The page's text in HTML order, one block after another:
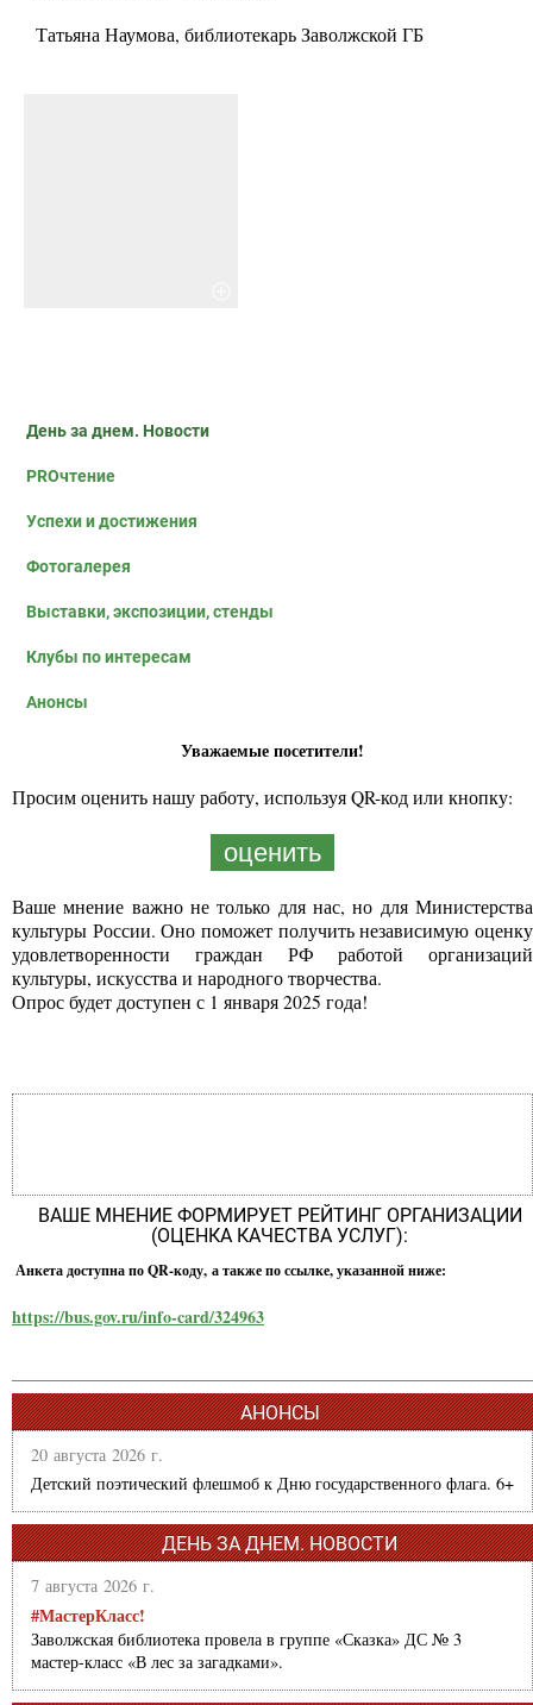
Татьяна Наумова, библиотекарь Заволжской ГБ
День за днем. Новости
PROчтение
Успехи и достижения
Фотогалерея
Выставки, экспозиции, стенды
Клубы по интересам
Анонсы
Уважаемые посетители!
Просим оценить нашу работу, используя QR-код или кнопку:
оценить
Ваше мнение важно не только для нас, но для Министерства
культуры России. Оно поможет получить независимую оценку
удовлетворенности граждан РФ работой организаций
культуры, искусства и народного творчества.
Опрос будет доступен с 1 января 2025 года!
ВАШЕ МНЕНИЕ ФОРМИРУЕТ РЕЙТИНГ ОРГАНИЗАЦИИ
(ОЦЕНКА КАЧЕСТВА УСЛУГ):
Анкета доступна по QR-коду, а также по ссылке, указанной ниже:
https://bus.gov.ru/info-card/324963
АНОНСЫ
20 августа 2026 г.
Детский поэтический флешмоб к Дню государственного флага. 6+
ДЕНЬ ЗА ДНЕМ. НОВОСТИ
7 августа 2026 г.
#МастерКласс!
Заволжская библиотека провела в группе «Сказка» ДС № 3
мастер-класс «В лес за загадками».